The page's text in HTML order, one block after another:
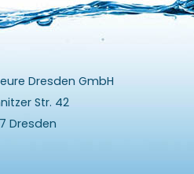
Dresden GmbH
Str. 42
Dresden